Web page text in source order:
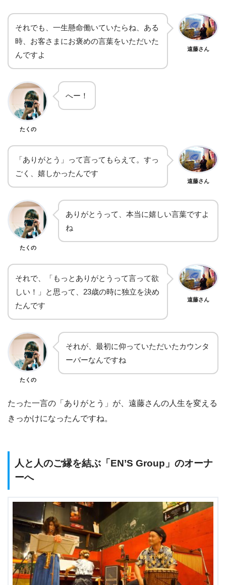
それでも、一生懸命働いていたらね、ある
時、お客さまにお褒めの言葉をいただいた
んですよ
遠藤さん
たくの
へー！
「ありがとう」って言ってもらえて。すっ
ごく、嬉しかったんです
遠藤さん
たくの
ありがとうって、本当に嬉しい言葉ですよ
ね
それで、「もっとありがとうって言って欲
しい！」と思って、23歳の時に独立を決め
たんです
遠藤さん
たくの
それが、最初に仰っていただいたカウンタ
ーバーなんですね
たった一言の「ありがとう」が、遠藤さんの人生を変える
きっかけになったんですね。
人と人のご縁を結ぶ「EN’S Group」のオーナ
ーへ